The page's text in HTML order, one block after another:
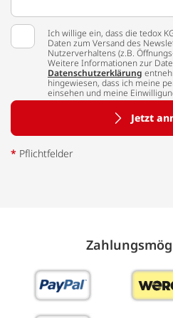
Ich willige ein, dass die tedox
Daten zum Versand des
Nutzerverhaltens (z.B.
Weitere Informationen zur
Datenschutzerklärung
hingewiesen, dass ich meine
einsehen und meine
Jetzt
* Pflichtfelder